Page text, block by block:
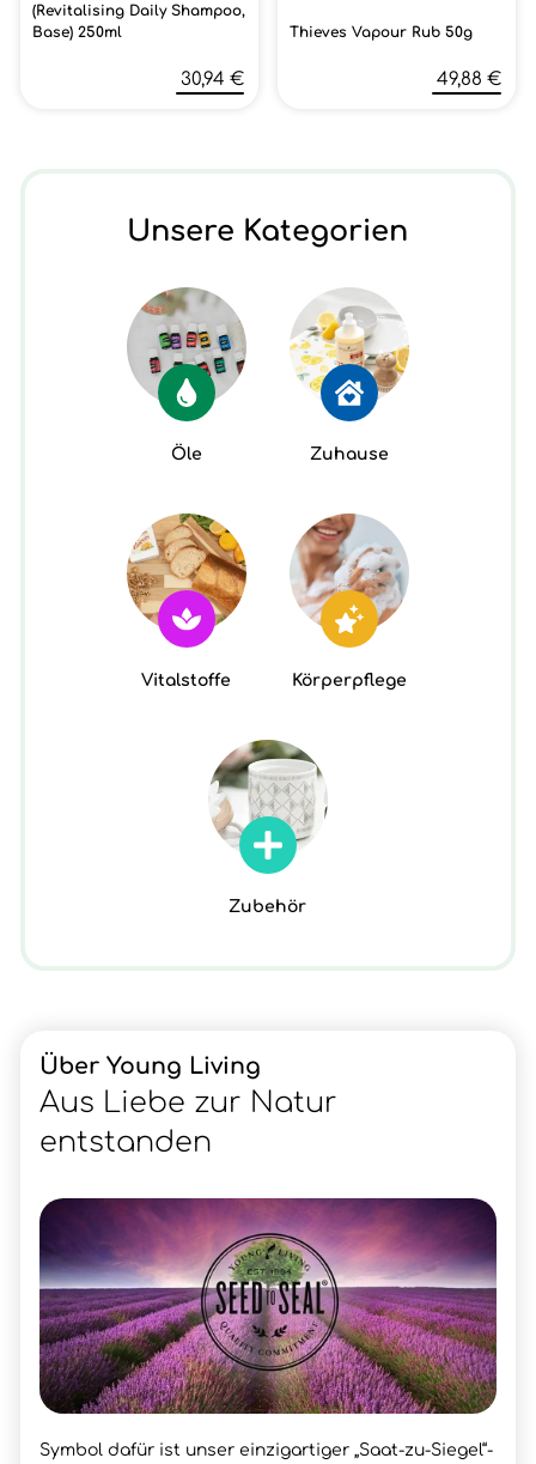
(Revitalising Daily Shampoo,
Base) 250ml
30,94 €
Thieves Vapour Rub 50g
49,88 €
Unsere Kategorien
Öle Zuhause
Vitalstoffe Körperpflege
Zubehör
Über Young Living
Aus Liebe zur Natur
entstanden
Symbol dafür ist unser einzigartiger „Saat-zu-Siegel“-